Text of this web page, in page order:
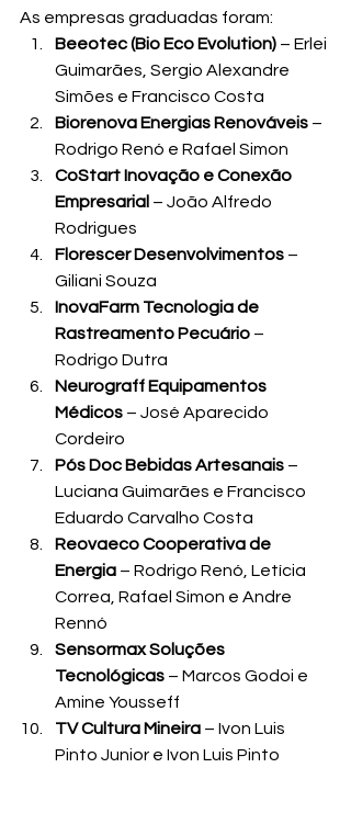
As empresas graduadas foram:
Beeotec (Bio Eco Evolution) – Erlei
Guimarães, Sergio Alexandre
Simões e Francisco Costa
Biorenova Energias Renováveis –
Rodrigo Renó e Rafael Simon
CoStart Inovação e Conexão
Empresarial – João Alfredo
Rodrigues
Florescer Desenvolvimentos –
Giliani Souza
InovaFarm Tecnologia de
Rastreamento Pecuário –
Rodrigo Dutra
Neurograff Equipamentos
Médicos – José Aparecido
Cordeiro
Pós Doc Bebidas Artesanais –
Luciana Guimarães e Francisco
Eduardo Carvalho Costa
Reovaeco Cooperativa de
Energia – Rodrigo Renó, Letícia
Correa, Rafael Simon e Andre
Rennó
Sensormax Soluções
Tecnológicas – Marcos Godoi e
Amine Yousseff
TV Cultura Mineira – Ivon Luis
Pinto Junior e Ivon Luis Pinto